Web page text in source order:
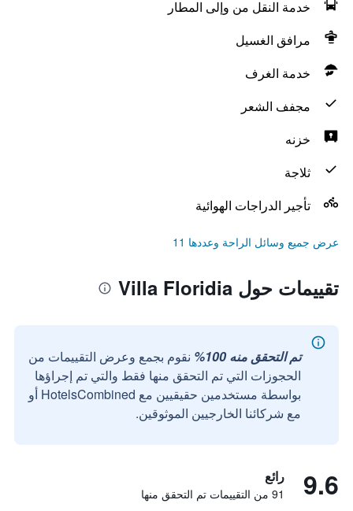
خدمة النقل من وإلى المطار
مرافق الغسيل
خدمة الغرف
مجفف الشعر
خزنه
ثلاجة
تأجير الدراجات الهوائية
عرض جميع وسائل الراحة وعددها 11
تقييمات حول Villa Floridia
تم التحقق منه 100%
نقوم بجمع وعرض التقييمات من
الحجوزات التي تم التحقق منها فقط والتي تم إجراؤها
بواسطة مستخدمين حقيقيين مع HotelsCombined أو
مع شركائنا الخارجيين الموثوقين.
9.6 رائع
91 من التقييمات تم التحقق منها